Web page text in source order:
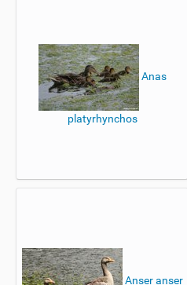
Anas
platyrhynchos
Anser anser